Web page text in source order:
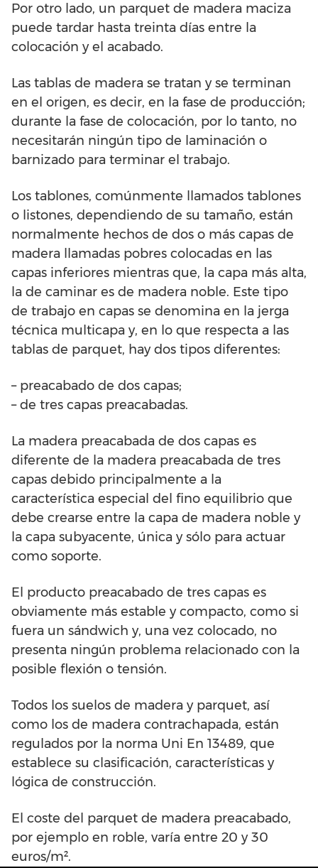
Por otro lado, un parquet de madera maciza
puede tardar hasta treinta días entre la
colocación y el acabado.
Las tablas de madera se tratan y se terminan
en el origen, es decir, en la fase de producción;
durante la fase de colocación, por lo tanto, no
necesitarán ningún tipo de laminación o
barnizado para terminar el trabajo.
Los tablones, comúnmente llamados tablones
o listones, dependiendo de su tamaño, están
normalmente hechos de dos o más capas de
madera llamadas pobres colocadas en las
capas inferiores mientras que, la capa más alta,
la de caminar es de madera noble. Este tipo
de trabajo en capas se denomina en la jerga
técnica multicapa y, en lo que respecta a las
tablas de parquet, hay dos tipos diferentes:
– preacabado de dos capas;
– de tres capas preacabadas.
La madera preacabada de dos capas es
diferente de la madera preacabada de tres
capas debido principalmente a la
característica especial del fino equilibrio que
debe crearse entre la capa de madera noble y
la capa subyacente, única y sólo para actuar
como soporte.
El producto preacabado de tres capas es
obviamente más estable y compacto, como si
fuera un sándwich y, una vez colocado, no
presenta ningún problema relacionado con la
posible flexión o tensión.
Todos los suelos de madera y parquet, así
como los de madera contrachapada, están
regulados por la norma Uni En 13489, que
establece su clasificación, características y
lógica de construcción.
El coste del parquet de madera preacabado,
por ejemplo en roble, varía entre 20 y 30
euros/m².